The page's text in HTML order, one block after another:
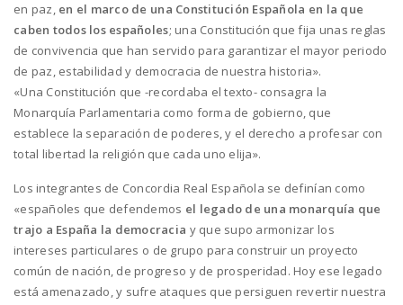
en paz, en el marco de una Constitución Española en la que
caben todos los españoles; una Constitución que fija unas reglas
de convivencia que han servido para garantizar el mayor periodo
de paz, estabilidad y democracia de nuestra historia».
«Una Constitución que -recordaba el texto- consagra la
Monarquía Parlamentaria como forma de gobierno, que
establece la separación de poderes, y el derecho a profesar con
total libertad la religión que cada uno elija».
Los integrantes de Concordia Real Española se definían como
«españoles que defendemos el legado de una monarquía que
trajo a España la democracia y que supo armonizar los
intereses particulares o de grupo para construir un proyecto
común de nación, de progreso y de prosperidad. Hoy ese legado
está amenazado, y sufre ataques que persiguen revertir nuestra